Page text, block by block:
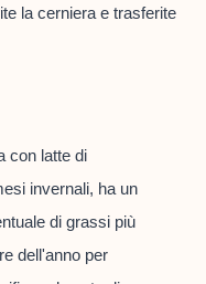
la cerniera e trasferite
con latte di
invernali, ha un
di grassi più
dell'anno per